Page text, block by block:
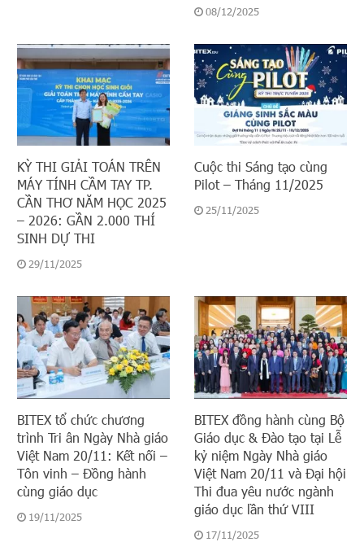
08/12/2025
KỲ THI GIẢI TOÁN TRÊN
MÁY TÍNH CẦM TAY TP.
CẦN THƠ NĂM HỌC 2025
– 2026: GẦN 2.000 THÍ
SINH DỰ THI
29/11/2025
Cuộc thi Sáng tạo cùng
Pilot – Tháng 11/2025
25/11/2025
BITEX tổ chức chương
trình Tri ân Ngày Nhà giáo
Việt Nam 20/11: Kết nối –
Tôn vinh – Đồng hành
cùng giáo dục
19/11/2025
BITEX đồng hành cùng Bộ
Giáo dục & Đào tạo tại Lễ
kỷ niệm Ngày Nhà giáo
Việt Nam 20/11 và Đại hội
Thi đua yêu nước ngành
giáo dục lần thứ VIII
17/11/2025